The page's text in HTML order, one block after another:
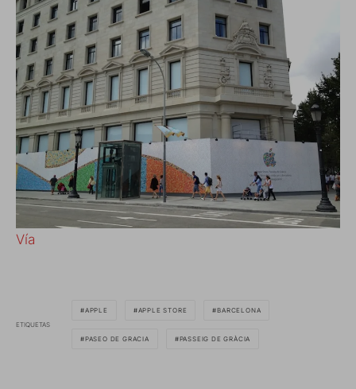
Vía
ETIQUETAS
APPLE APPLE STORE BARCELONA
PASEO DE GRACIA PASSEIG DE GRÀCIA